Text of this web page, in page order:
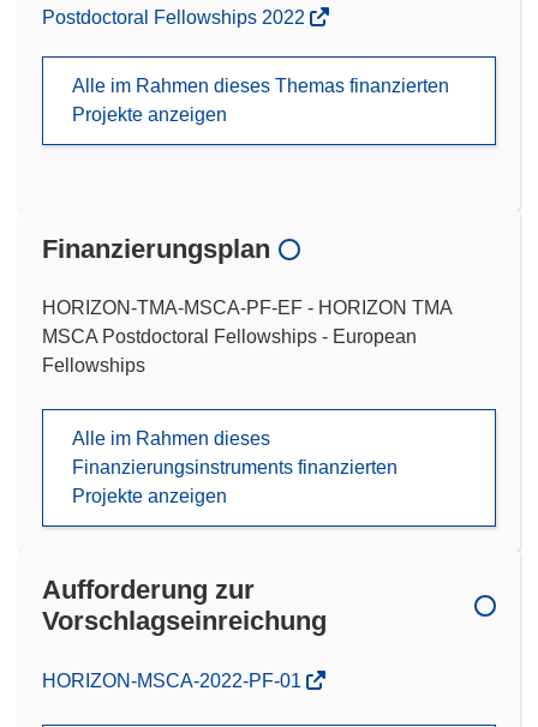
Postdoctoral Fellowships 2022
Alle im Rahmen dieses Themas finanzierten
Projekte anzeigen
Finanzierungsplan
HORIZON-TMA-MSCA-PF-EF - HORIZON TMA
MSCA Postdoctoral Fellowships - European
Fellowships
Alle im Rahmen dieses
Finanzierungsinstruments finanzierten
Projekte anzeigen
Aufforderung zur
Vorschlagseinreichung
(öffnet
HORIZON-MSCA-2022-PF-01